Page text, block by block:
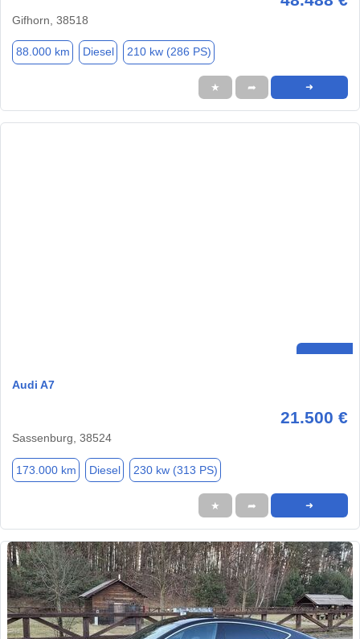
Gifhorn, 38518
88.000 km Diesel 210 kw (286 PS)
★ ➦ ➜
Audi A7
21.500 €
Sassenburg, 38524
173.000 km Diesel 230 kw (313 PS)
★ ➦ ➜